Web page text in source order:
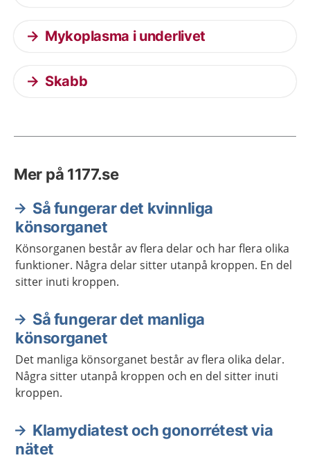
Mykoplasma i underlivet
Skabb
Mer på 1177.se
Så fungerar det kvinnliga
könsorganet
Könsorganen består av flera delar och har flera olika
funktioner. Några delar sitter utanpå kroppen. En del
sitter inuti kroppen.
Så fungerar det manliga
könsorganet
Det manliga könsorganet består av flera olika delar.
Några sitter utanpå kroppen och en del sitter inuti
kroppen.
Klamydiatest och gonorrétest via
nätet